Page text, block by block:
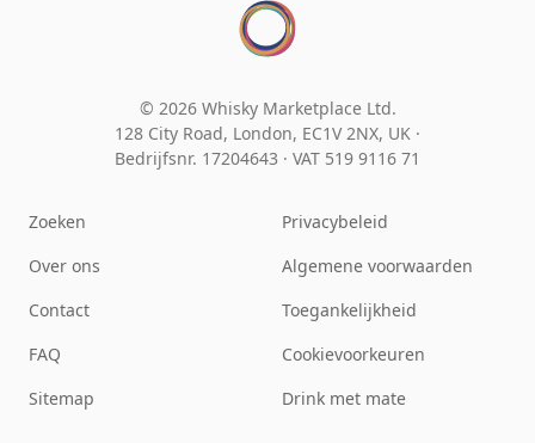
© 2026 Whisky Marketplace Ltd.
128 City Road, London, EC1V 2NX, UK ·
Bedrijfsnr. 17204643 · VAT 519 9116 71
Zoeken
Over ons
Contact
FAQ
Sitemap
Privacybeleid
Algemene voorwaarden
Toegankelijkheid
Cookievoorkeuren
Drink met mate